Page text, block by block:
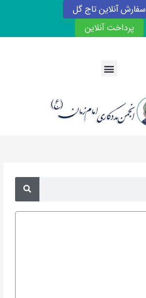
سفارش آنلاین تاج گل
پرداخت آنلاین
Search